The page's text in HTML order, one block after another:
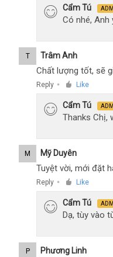
Cẩm Tú
Có nhé,
T Trâm Anh
Chất lượng tốt, sẽ
Reply ● Like
Cẩm Tú
Thanks Chị,
M Mỹ Duyên
Tuyệt vời, mới đặt
Reply ● Like
Cẩm Tú
Dạ, tùy vào
P Phương Linh